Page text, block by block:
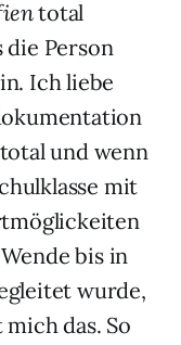
total
die Person
Ich liebe
und wenn
mit
bis in
wurde,
das. So